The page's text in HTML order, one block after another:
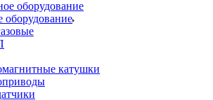
оборудование
катушки